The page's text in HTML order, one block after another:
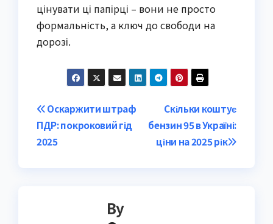
цінувати ці папірці – вони не просто
формальність, а ключ до свободи на
дорозі.
Post
navigation
Скільки коштує
бензин 95 в Україні:
ціни на 2025 рік
Оскаржити штраф
ПДР: покроковий гід
2025
By